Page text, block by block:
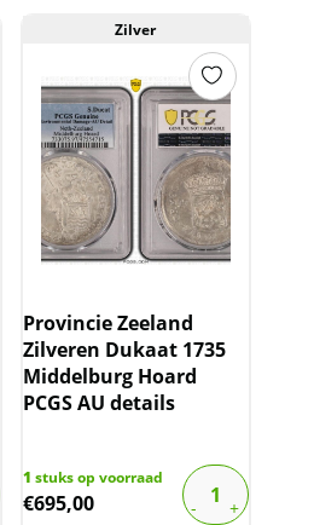
Zilver
Provincie Zeeland
Zilveren Dukaat 1735
Middelburg Hoard
PCGS AU details
1 stuks op voorraad
€695,00